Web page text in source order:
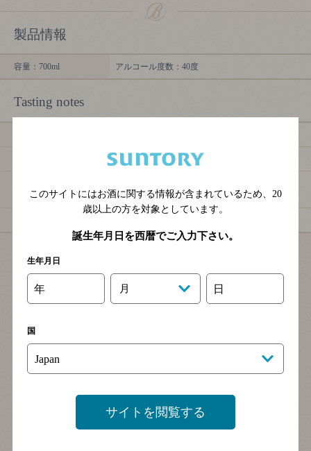
製品情報
容量：700ml アルコール度数：40度
Tasting notes
蜂蜜の甘さやバランスの取れた華やかさ
味わい
感
受賞歴はこちら
容量：700ml
る熟成感
MORE
マスターズ
このサイトにはお酒に関する情報が含まれているため、 20
歳以上の方を対象としています。
誕生年月日を西暦でご入力下さい。
生年月日
年 月 日
国
サイトを閲覧する